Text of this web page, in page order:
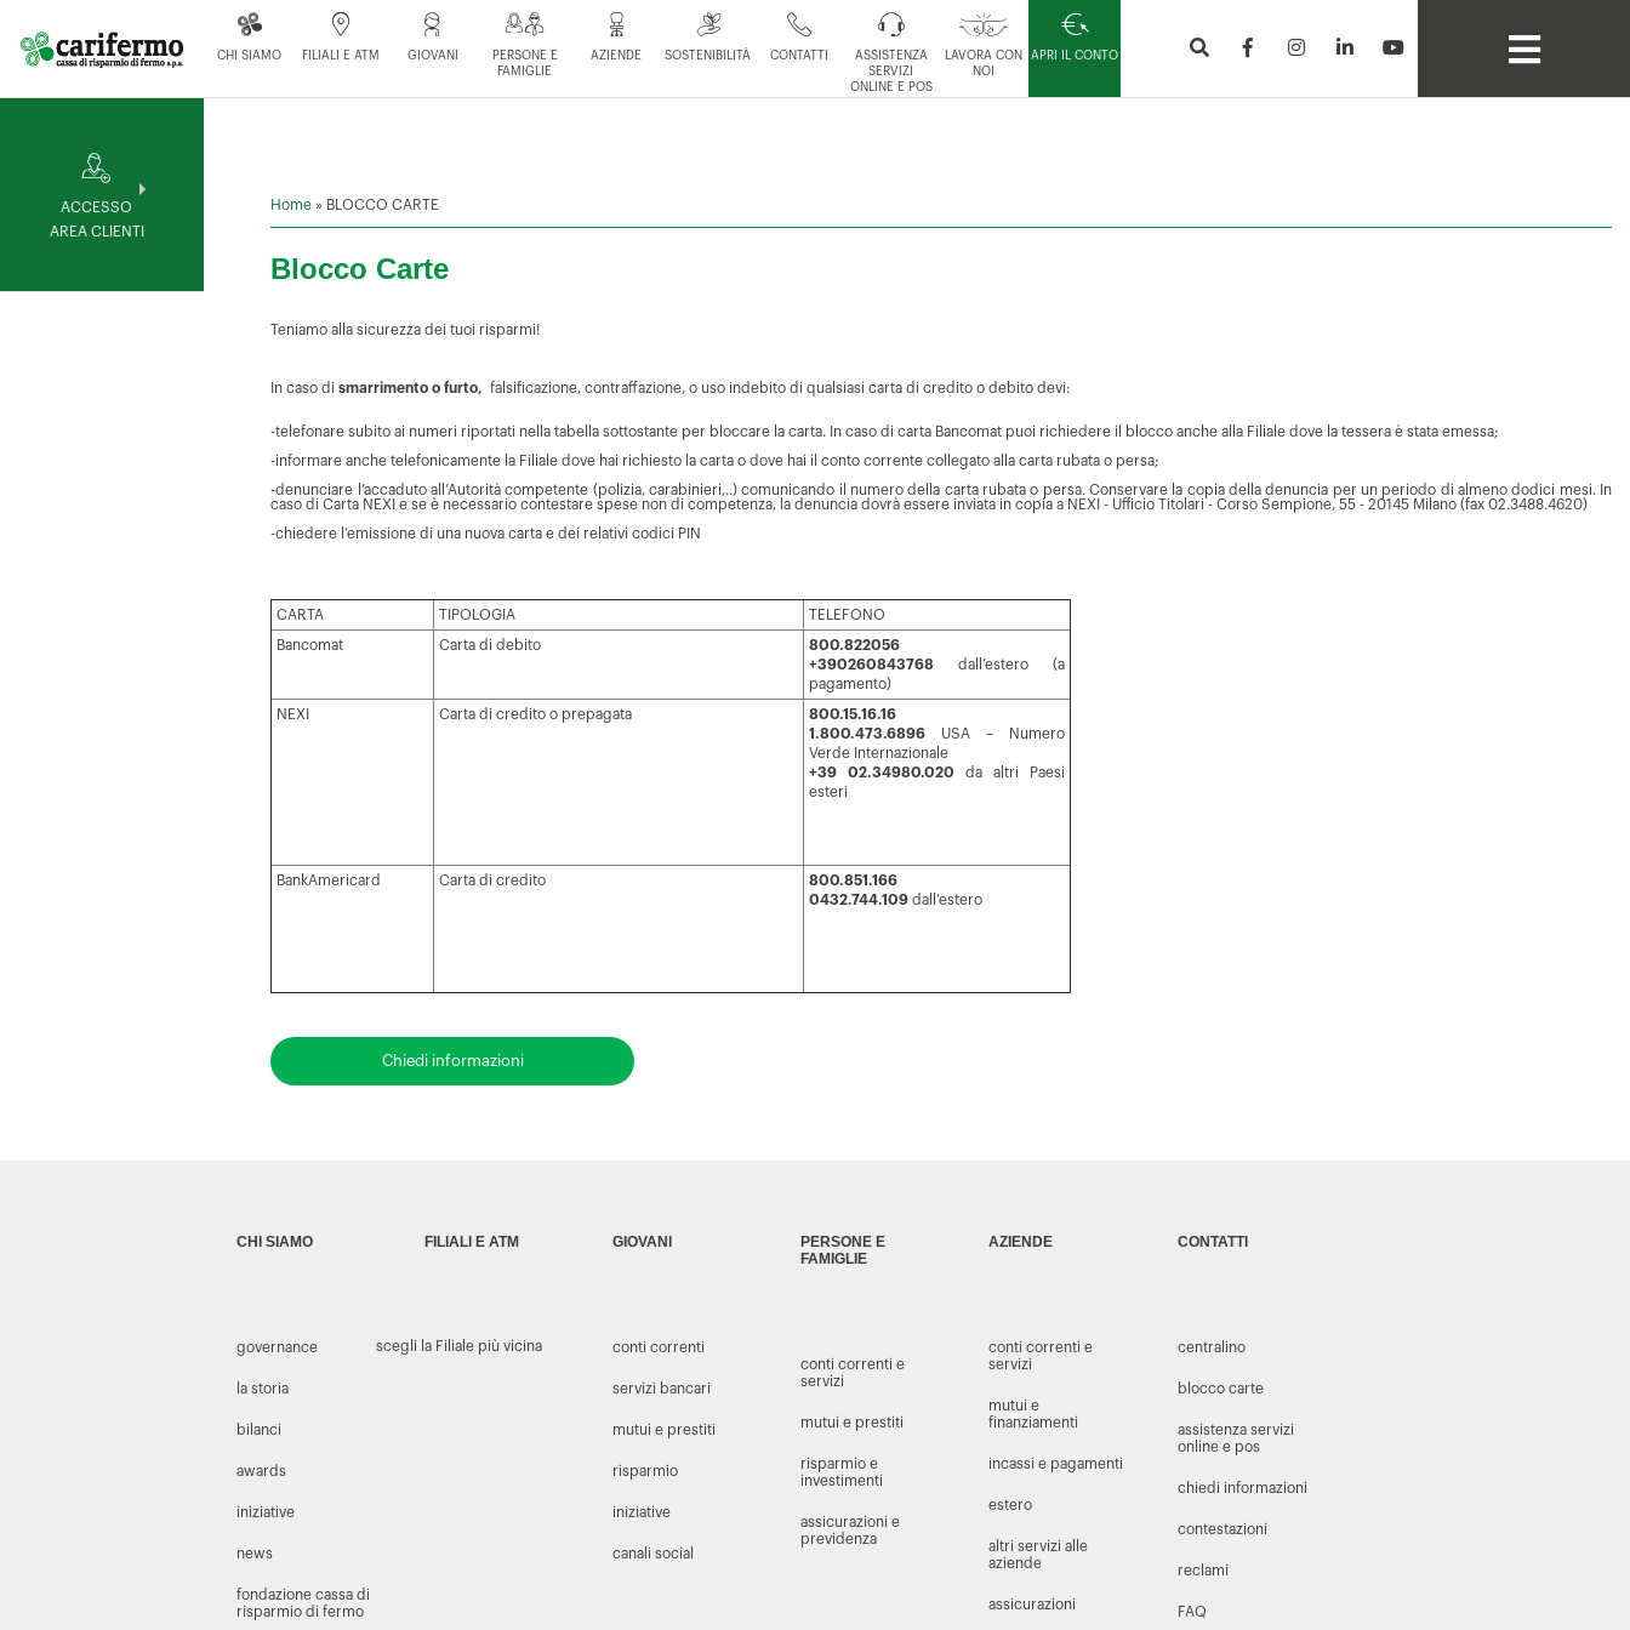
CHI SIAMO FILIALI E ATM GIOVANI
PERSONE E
FAMIGLIE
AZIENDE SOSTENIBILITÀ CONTATTI
ASSISTENZA
SERVIZI
ONLINE E POS
LAVORA CON
NOI
APRI IL CONTO
ACCESSO
AREA CLIENTI
Home » BLOCCO CARTE
Blocco Carte
Teniamo alla sicurezza dei tuoi risparmi!
In caso dismarrimento o furto, falsificazione, contraffazione, o uso indebito di qualsiasi carta di credito o debito devi:
-telefonare subito ai numeri riportati nella tabella sottostante per bloccare la carta. In caso di carta Bancomat puoi richiedere il blocco anche alla Filiale dove la tessera è stata emessa;
-informare anche telefonicamente la Filiale dove hai richiesto la carta o dove hai il conto corrente collegato alla carta rubata o persa;
-denunciare l’accaduto all’Autorità competente (polizia, carabinieri,..) comunicando il numero della carta rubata o persa. Conservare la copia della denuncia per un periodo di almeno dodici mesi. In
caso di Carta NEXI e se è necessario contestare spese non di competenza, la denuncia dovrà essere inviata in copia a NEXI - Ufficio Titolari - Corso Sempione, 55 - 20145 Milano (fax 02.3488.4620)
-chiedere l’emissione di una nuova carta e dei relativi codici PIN
CARTA TIPOLOGIA TELEFONO
Bancomat Carta di debito
800.822056
+390260843768
dall’estero (a
pagamento)
NEXI Carta di credito o prepagata
800.15.16.16
1.800.473.6896 USA – Numero
Verde Internazionale
+39 02.34980.020
da altri Paesi
esteri
BankAmericard Carta di credito
800.851.166
0432.744.109 dall’estero
Chiedi informazioni
CHI SIAMO
governance
la storia
bilanci
awards
iniziative
news
fondazione cassa di
risparmio di fermo
FILIALI E ATM
scegli la Filiale più vicina
GIOVANI
conti correnti
servizi bancari
mutui e prestiti
risparmio
iniziative
canali social
PERSONE E
FAMIGLIE
conti correnti e
servizi
mutui e prestiti
risparmio e
investimenti
assicurazioni e
previdenza
AZIENDE
conti correnti e
servizi
mutui e
finanziamenti
incassi e pagamenti
estero
altri servizi alle
aziende
assicurazioni
CONTATTI
centralino
blocco carte
assistenza servizi
online e pos
chiedi informazioni
contestazioni
reclami
FAQ